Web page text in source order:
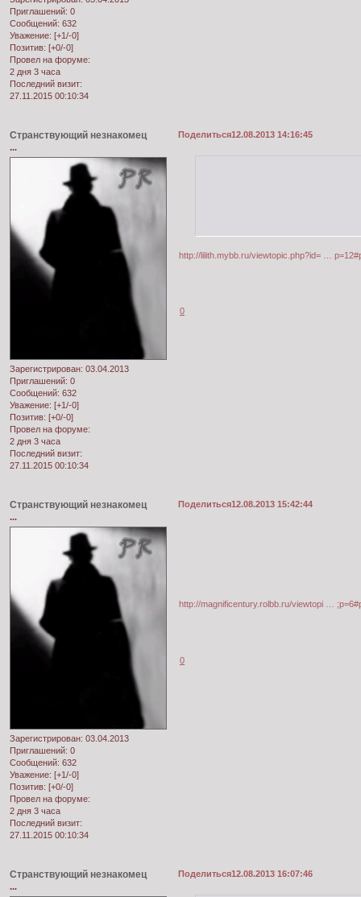
Приглашений: 0
Сообщений: 632
Уважение: [+1/-0]
Позитив: [+0/-0]
Провел на форуме:
2 дня 3 часа
Последний визит:
27.11.2015 00:10:34
Поделиться12.08.2013 14:16:45
Странствующий незнакомец
...
Зарегистрирован: 03.04.2013
Приглашений: 0
Сообщений: 632
Уважение: [+1/-0]
Позитив: [+0/-0]
Провел на форуме:
2 дня 3 часа
Последний визит:
27.11.2015 00:10:34
http://lilith.mybb.ru/viewtopic.php?id= …
0
Поделиться12.08.2013 15:42:44
Странствующий незнакомец
...
Зарегистрирован: 03.04.2013
Приглашений: 0
Сообщений: 632
Уважение: [+1/-0]
Позитив: [+0/-0]
Провел на форуме:
2 дня 3 часа
Последний визит:
27.11.2015 00:10:34
http://magnificentury.rolbb.ru/viewtopi …
0
Поделиться12.08.2013 16:07:46
Странствующий незнакомец
...